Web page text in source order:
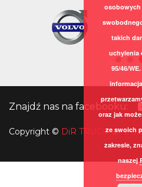
Znajdź nas na facebooku:
Copyright © DiR TRUCK sp. z
takich
uchylenia
95/46/
oraz jak
ze swoich
zakresie,
naszej